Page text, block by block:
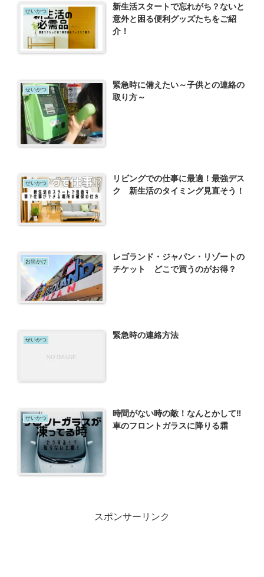
せいかつ
新生活スタートで忘れがち？ないと
意外と困る便利グッズたちをご紹
介！
せいかつ
緊急時に備えたい～子供との連絡の
取り方～
せいかつ
リビングでの仕事に最適！最強デス
ク 新生活のタイミング見直そう！
お出かけ
レゴランド・ジャパン・リゾートの
チケット どこで買うのがお得？
せいかつ 緊急時の連絡方法
せいかつ
時間がない時の敵！なんとかして‼
車のフロントガラスに降りる霜
スポンサーリンク